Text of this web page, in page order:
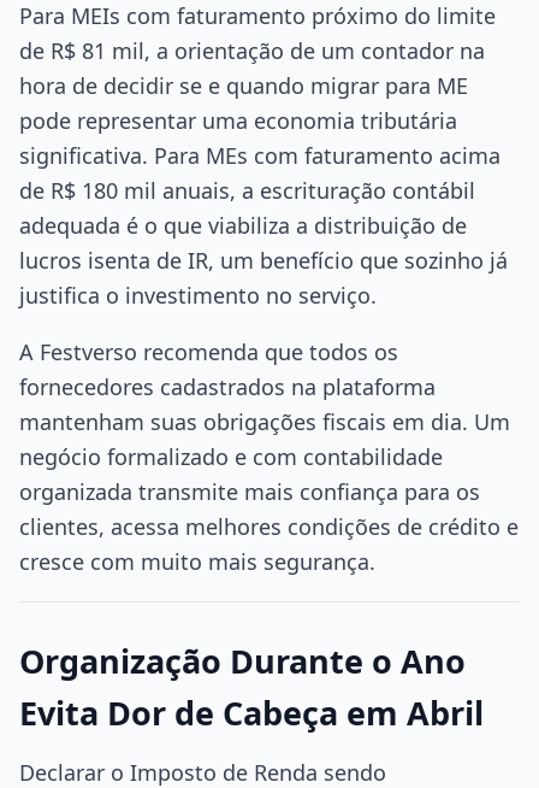
Para MEIs com faturamento próximo do limite
de R$ 81 mil, a orientação de um contador na
hora de decidir se e quando migrar para ME
pode representar uma economia tributária
significativa. Para MEs com faturamento acima
de R$ 180 mil anuais, a escrituração contábil
adequada é o que viabiliza a distribuição de
lucros isenta de IR, um benefício que sozinho já
justifica o investimento no serviço.
A Festverso recomenda que todos os
fornecedores cadastrados na plataforma
mantenham suas obrigações fiscais em dia. Um
negócio formalizado e com contabilidade
organizada transmite mais confiança para os
clientes, acessa melhores condições de crédito e
cresce com muito mais segurança.
Organização Durante o Ano
Evita Dor de Cabeça em Abril
Declarar o Imposto de Renda sendo